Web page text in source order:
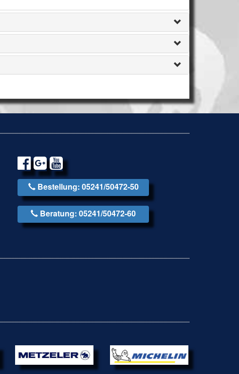
Bestellung: 05241/50472-50
Beratung: 05241/50472-60